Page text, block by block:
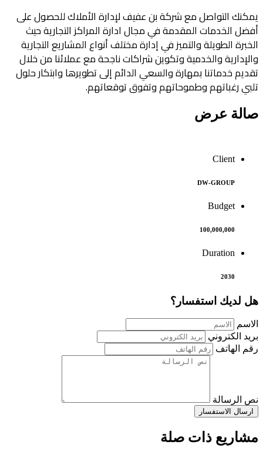
يمكنك التواصل مع شركة بن عفيف لإدارة الأملاك للحصول على
أفضل الخدمات المقدمة في مجال ادارة المراكز التجارية حيث
الخبرة الطويلة والتميز في إدارة مختلف أنواع المشاريع التجارية
والإدارية والخدمية وتكوين شراكات ناجحة مع عملائنا من خلال
تقديم خدماتنا بمهارة والسعي الدائم إلى تطويرها وابتكار حلول
تلبي رغباتهم وطموحاتهم وتفوق توقعاتهم.
صالة عرض
Client
DW-GROUP
Budget
100,000,000
Duration
2030
هل لديك استفسار؟
الاسم
بريد الكتروني
رقم الهاتف
نص الرسالة
ارسال الاستفسار
مشاريع ذات صلة